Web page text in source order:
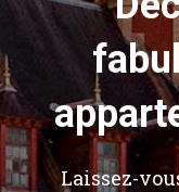
Laissez-